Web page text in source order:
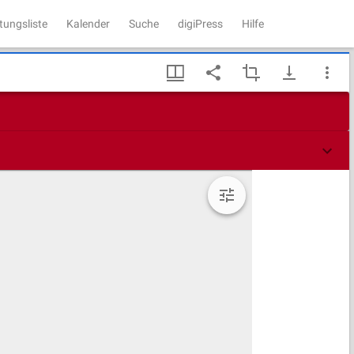
Kalender Suche digiPress Hilfe